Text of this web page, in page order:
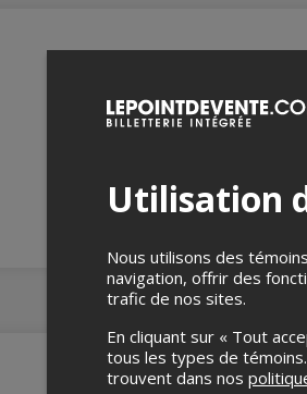
Merci de
Utilisation
Nous utilisons des
navigation, offrir des
trafic de nos sites.
En cliquant sur « Tout
tous les types de
trouvent dans nos